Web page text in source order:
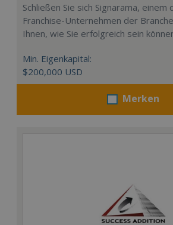
Schließen Sie sich Signarama, einem
Franchise-Unternehmen der
Ihnen, wie Sie erfolgreich sein
Min. Eigenkapital:
$200,000 USD
Merken